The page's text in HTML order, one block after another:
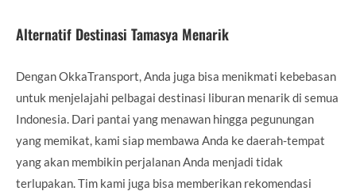
Alternatif Destinasi Tamasya Menarik
Dengan OkkaTransport, Anda juga bisa menikmati kebebasan
untuk menjelajahi pelbagai destinasi liburan menarik di semua
Indonesia. Dari pantai yang menawan hingga pegunungan
yang memikat, kami siap membawa Anda ke daerah-tempat
yang akan membikin perjalanan Anda menjadi tidak
terlupakan. Tim kami juga bisa memberikan rekomendasi